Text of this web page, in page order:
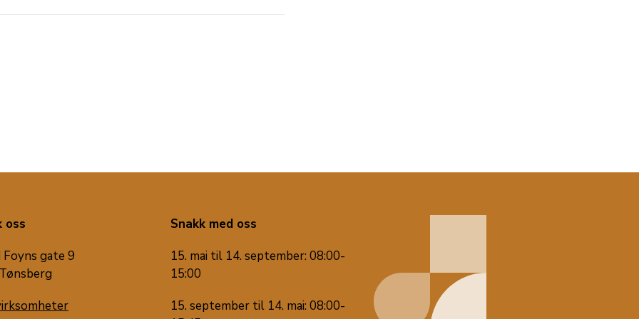
oss
Foyns gate 9
Snakk med oss
15. mai til 14. september: 08:00-
15:00
15. september til 14. mai: 08:00-